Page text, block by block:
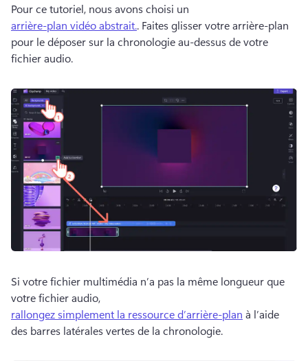
Pour ce tutoriel, nous avons choisi un
arrière-plan vidéo abstrait.. Faites glisser votre arrière-plan
pour le déposer sur la chronologie au-dessus de votre
fichier audio.
Si votre fichier multimédia n’a pas la même longueur que
votre fichier audio,
rallongez simplement la ressource d’arrière-plan à l’aide
des barres latérales vertes de la chronologie.